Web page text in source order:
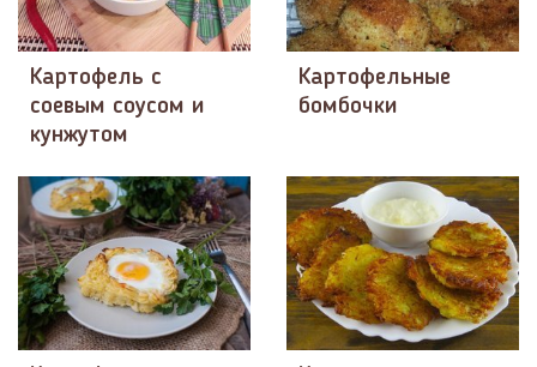
Картофель с
соевым соусом и
кунжутом
Картофельные
бомбочки